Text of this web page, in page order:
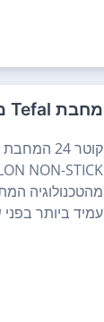
מחבת Tefal מדגם קוטר 24
מהטכנולוגיה
עמיד ביותר